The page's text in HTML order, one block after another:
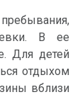
В ее
Для детей
отдыхом
вблизи